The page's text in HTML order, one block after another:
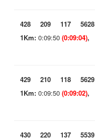
428 209 117 5628
1Km: 0:09:50 (0:09:04),
429 210 118 5629
1Km: 0:09:50 (0:09:02),
430 220 137 5539